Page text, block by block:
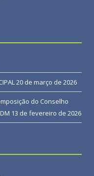
20 de março de 2026
do Conselho
13 de fevereiro de 2026